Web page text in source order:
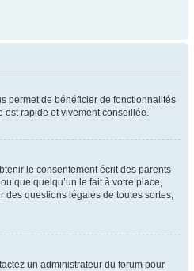
permet de bénéficier de fonctionnalités
rapide et vivement conseillée.
le consentement écrit des parents
que quelqu’un le fait à votre place,
questions légales de toutes sortes,
un administrateur du forum pour